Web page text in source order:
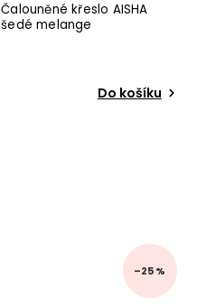
Čalouněné křeslo AISHA
šedé melange
Do košíku
–25 %